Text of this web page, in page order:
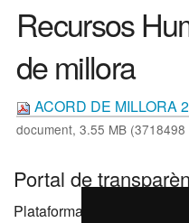
Recursos
de millora
ACORD DE MILLORA
document, 3.55 MB (3718498
Portal de
Plataforma que agrupa els